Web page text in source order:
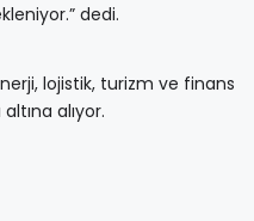
dedi.
lojistik, turizm ve finans
alıyor.